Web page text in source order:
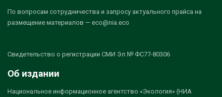
По вопросам сотрудничества и запросу актуального прайса на
размещение материалов — eco@nia.eco
Свидетельство о регистрации СМИ Эл № ФС77-80306
Об издании
Национальное информационное агентство «Экология» (НИА